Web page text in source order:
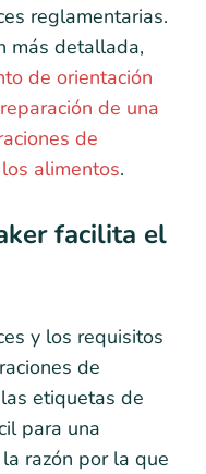
reglamentarias.
más detallada,
de orientación
de una
de
alimentos.
facilita el
y los requisitos
de
etiquetas de
para una
razón por la que